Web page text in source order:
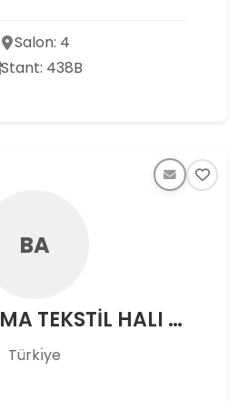
Salon: 4
Stant: 438B
BA
BADE DOKUMA TEKSTİL HALI SAN. VE TİC. A.Ş.
Türkı̇ye